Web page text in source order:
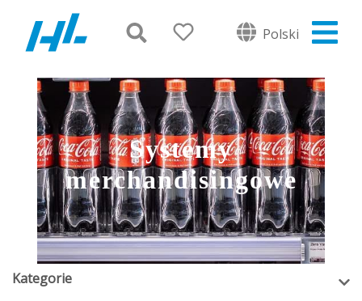
Polski
Systemy
merchandisingowe
Kategorie